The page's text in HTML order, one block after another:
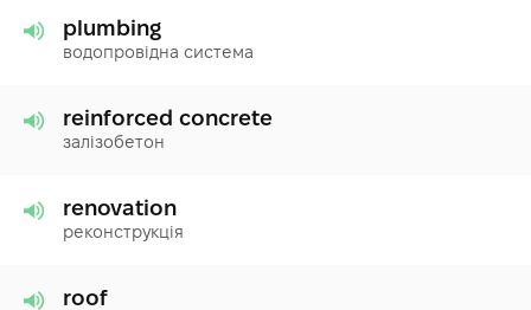
plumbing
водопровідна система
reinforced concrete
залізобетон
renovation
реконструкція
roof